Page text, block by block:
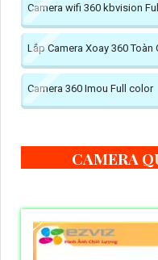
Camera wifi 360 kbvision
Lắp Camera Xoay 360 Toàn
Camera 360 Imou Full color
CAMERA